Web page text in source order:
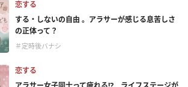
恋する
する・しないの自由 。アラサーが感じる息苦しさ
の正体って？
＃定時後バナシ
恋する